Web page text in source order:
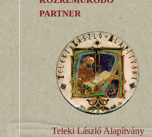
PARTNER
Teleki László Alapítvány